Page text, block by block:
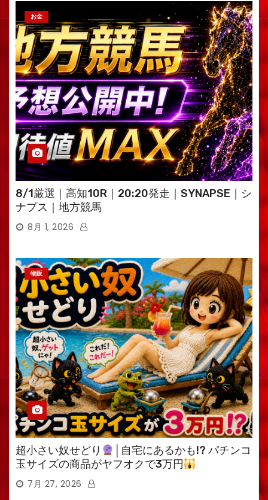
お金
8/1厳選｜高知10R｜20:20発走｜SYNAPSE｜シ
ナプス｜地方競馬
8月 1, 2026
物販
超小さい奴せどり
│自宅にあるかも!? パチンコ
玉サイズの商品がヤフオクで3万円
7月 27, 2026